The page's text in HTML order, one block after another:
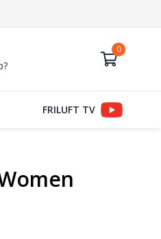
FRILUFT TV